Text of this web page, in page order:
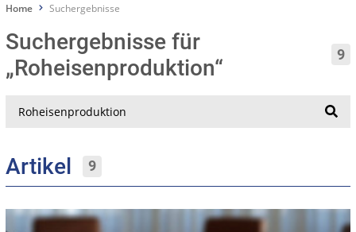
Home Suchergebnisse
Suchergebnisse für
„Roheisenproduktion“
9
Artikel 9